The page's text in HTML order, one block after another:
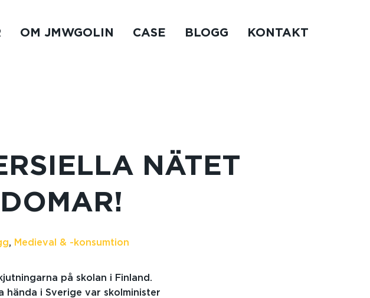
OM JMWGOLIN CASE BLOGG KONTAKT
NÄTET
, Medieval & -konsumtion
på skolan i Finland.
hända i Sverige var skolminister